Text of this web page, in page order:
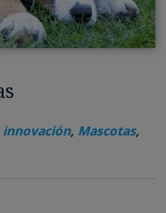
innovación, Mascotas,